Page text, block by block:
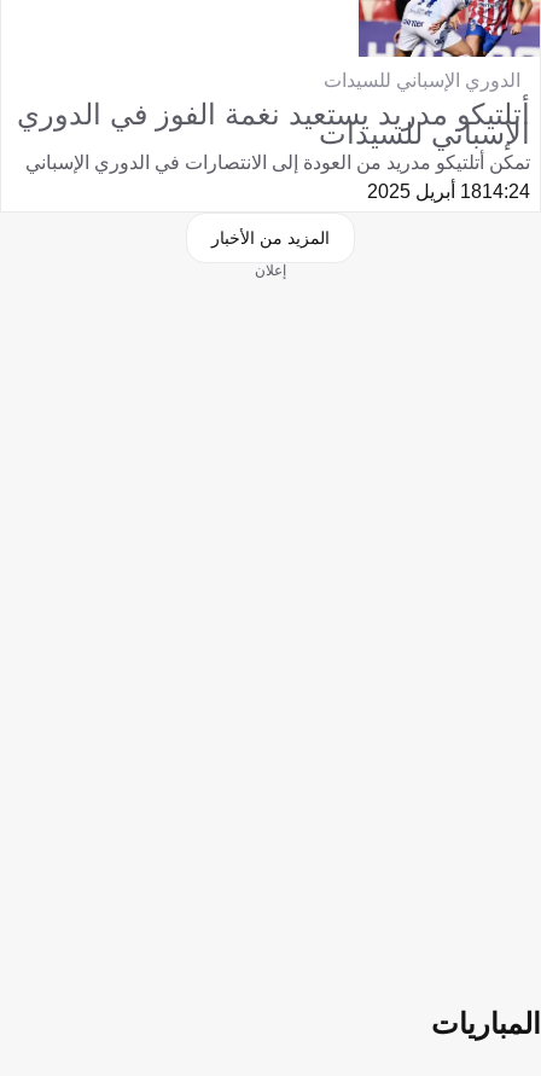
الدوري الإسباني للسيدات
أتلتيكو مدريد يستعيد نغمة الفوز في الدوري
الإسباني للسيدات
تمكن أتلتيكو مدريد من العودة إلى الانتصارات في الدوري الإسباني
14:2418 أبريل 2025
المزيد من الأخبار
إعلان
المباريات